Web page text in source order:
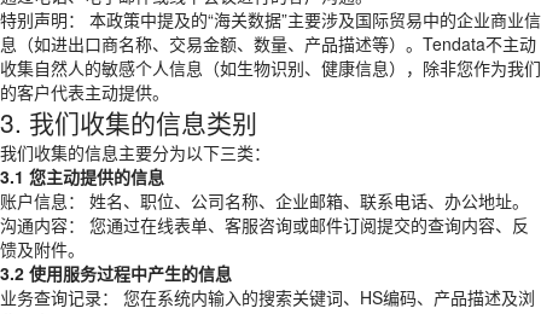
特别声明： 本政策中提及的“海关数据”主要涉及国际贸易中的企业商业信
息（如进出口商名称、交易金额、数量、产品描述等）。Tendata不主动
收集自然人的敏感个人信息（如生物识别、健康信息），除非您作为我们
的客户代表主动提供。
3. 我们收集的信息类别
我们收集的信息主要分为以下三类：
3.1 您主动提供的信息
账户信息： 姓名、职位、公司名称、企业邮箱、联系电话、办公地址。
沟通内容： 您通过在线表单、客服咨询或邮件订阅提交的查询内容、反
馈及附件。
3.2 使用服务过程中产生的信息
业务查询记录： 您在系统内输入的搜索关键词、HS编码、产品描述及浏